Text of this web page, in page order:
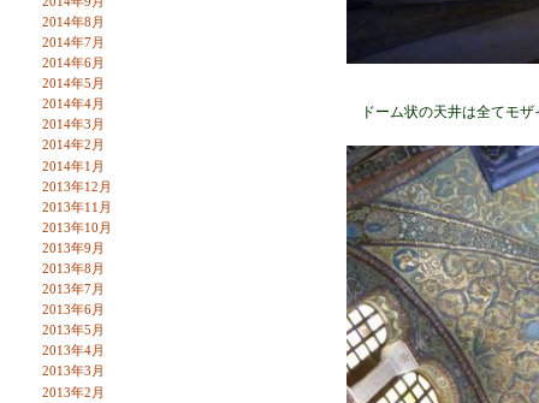
2014年8月
2014年7月
2014年6月
2014年5月
2014年4月
2014年3月
2014年2月
2014年1月
2013年12月
2013年11月
2013年10月
2013年9月
2013年8月
2013年7月
2013年6月
2013年5月
2013年4月
2013年3月
2013年2月
ドーム状の天井は全てモザ